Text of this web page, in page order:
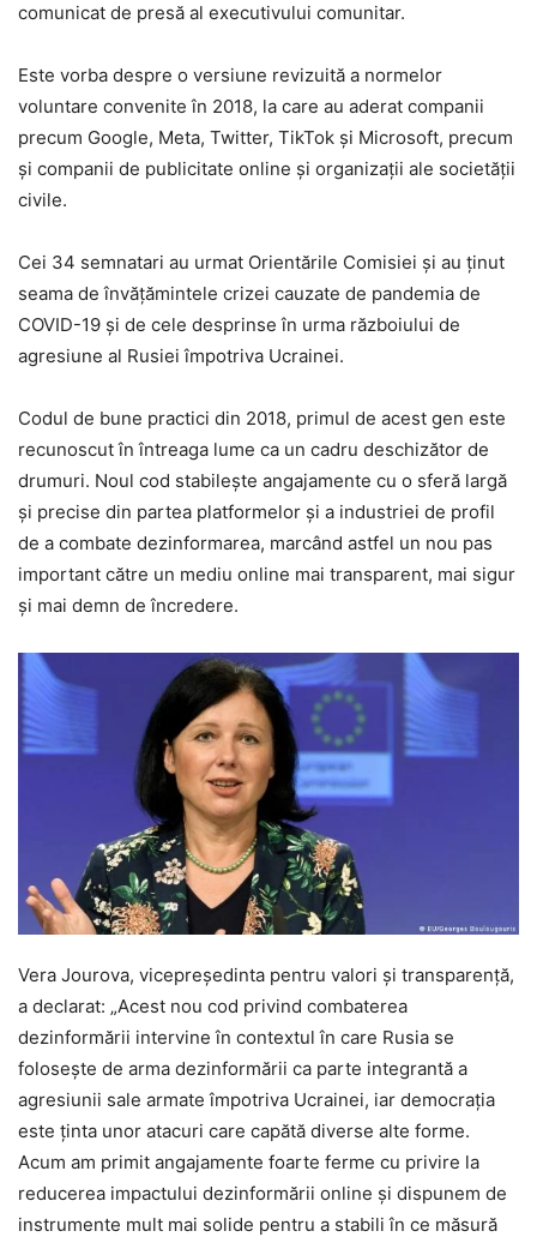
comunicat de presă al executivului comunitar.
Este vorba despre o versiune revizuită a normelor
voluntare convenite în 2018, la care au aderat companii
precum Google, Meta, Twitter, TikTok şi Microsoft, precum
şi companii de publicitate online şi organizaţii ale societăţii
civile.
Cei 34 semnatari au urmat Orientările Comisiei şi au ţinut
seama de învăţămintele crizei cauzate de pandemia de
COVID-19 şi de cele desprinse în urma războiului de
agresiune al Rusiei împotriva Ucrainei.
Codul de bune practici din 2018, primul de acest gen este
recunoscut în întreaga lume ca un cadru deschizător de
drumuri. Noul cod stabileşte angajamente cu o sferă largă
şi precise din partea platformelor şi a industriei de profil
de a combate dezinformarea, marcând astfel un nou pas
important către un mediu online mai transparent, mai sigur
şi mai demn de încredere.
Vera Jourova, vicepreşedinta pentru valori şi transparenţă,
a declarat: „Acest nou cod privind combaterea
dezinformării intervine în contextul în care Rusia se
foloseşte de arma dezinformării ca parte integrantă a
agresiunii sale armate împotriva Ucrainei, iar democraţia
este ţinta unor atacuri care capătă diverse alte forme.
Acum am primit angajamente foarte ferme cu privire la
reducerea impactului dezinformării online şi dispunem de
instrumente mult mai solide pentru a stabili în ce măsură